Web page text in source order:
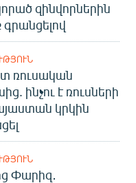
զինվորներին
ռուսական
ինչու է ռուսների
կրկին
Փարիզ․